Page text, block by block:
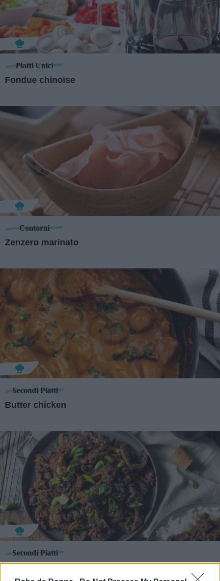
Piatti Unici
Fondue chinoise
Contorni
Zenzero marinato
Secondi Piatti
Butter chicken
Secondi Piatti